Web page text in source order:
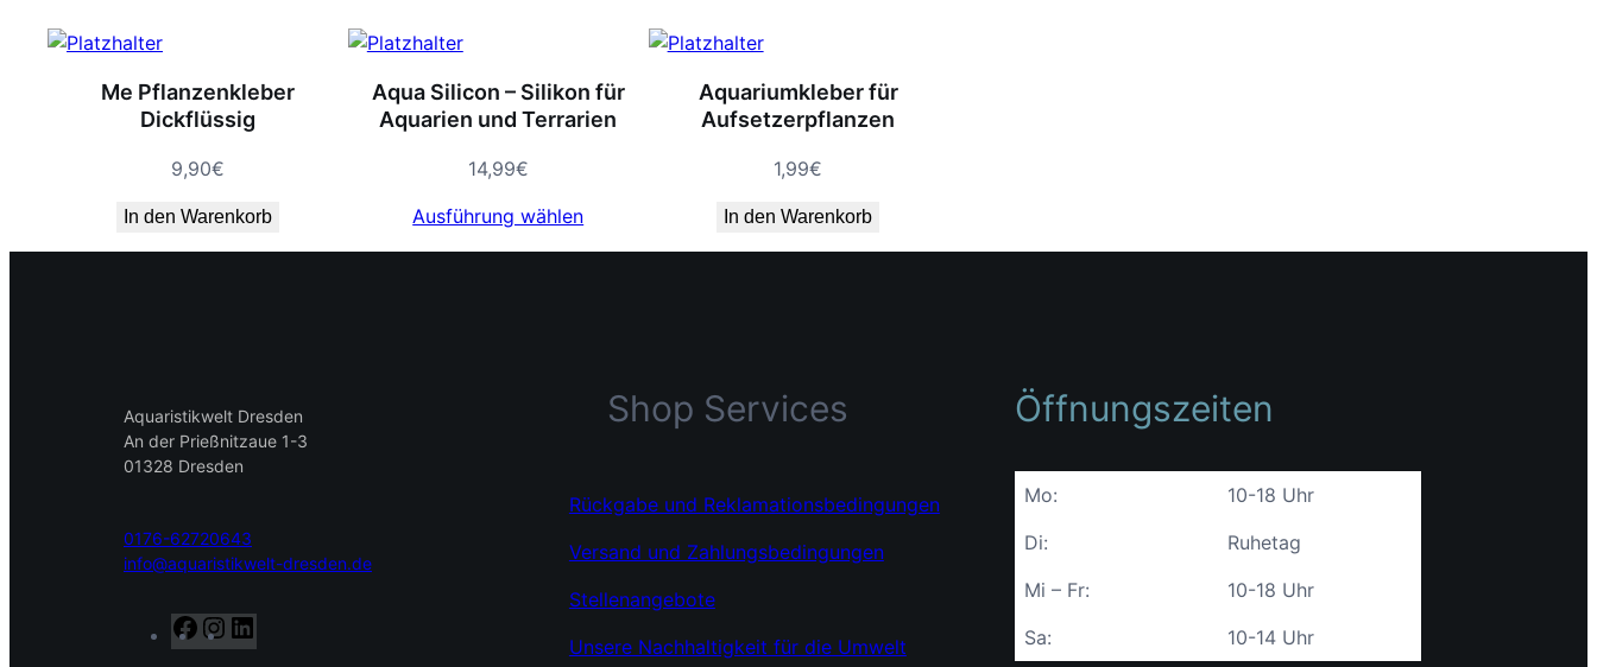
Me Pflanzenkleber
Dickflüssig
9,90€
In den Warenkorb
Aqua Silicon – Silikon für
Aquarien und Terrarien
14,99€
Ausführung wählen
Aquariumkleber für
Aufsetzerpflanzen
1,99€
In den Warenkorb
Aquaristikwelt Dresden
An der Prießnitzaue 1-3
01328 Dresden
0176-62720643
info@aquaristikwelt-dresden.de
F
a
n
i
Shop Services
Rückgabe und Reklamationsbedingungen
Versand und Zahlungsbedingungen
Stellenangebote
Unsere Nachhaltigkeit für die Umwelt
Öffnungszeiten
Mo:
10-18 Uhr
Di:
Ruhetag
Mi – Fr:
10-18 Uhr
Sa:
10-14 Uhr